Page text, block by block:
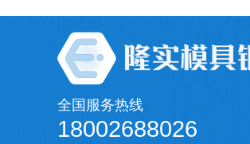
全国服务热线
18002688026